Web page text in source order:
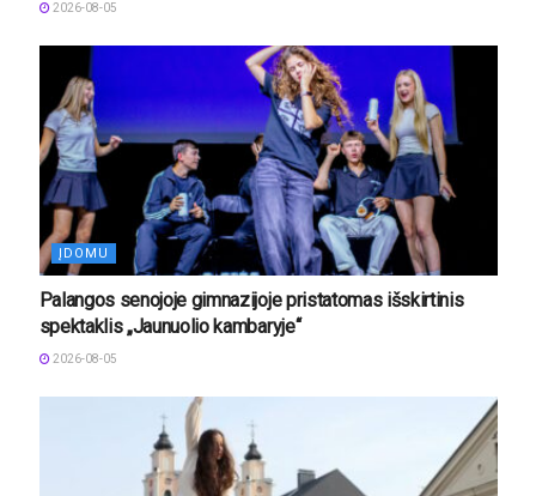
2026-08-05
ĮDOMU
Palangos senojoje gimnazijoje pristatomas išskirtinis
spektaklis „Jaunuolio kambaryje“
2026-08-05